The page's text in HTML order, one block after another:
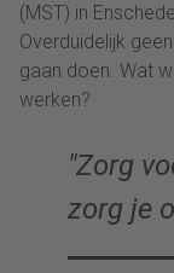
(MST) in
Overduidelijk
gaan doen. Wat
werken?
Zorg
zorg je